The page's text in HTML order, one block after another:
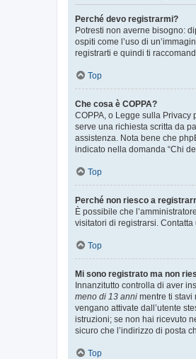
Perché devo registrarmi?
Potresti non averne bisogno:
ospiti come l’uso di
registrarti e quindi ti
Top
Che cosa è COPPA?
COPPA, o Legge sulla
serve una richiesta scritta da
assistenza. Nota bene che
indicato nella domanda “Chi
Top
Perché non riesco a
È possibile che
visitatori di registrarsi.
Top
Mi sono registrato ma non
Innanzitutto controlla di aver
meno di 13 anni mentre ti stavi
vengano attivate dall’utente
istruzioni; se non hai ricevuto
sicuro che l’indirizzo di posta
Top